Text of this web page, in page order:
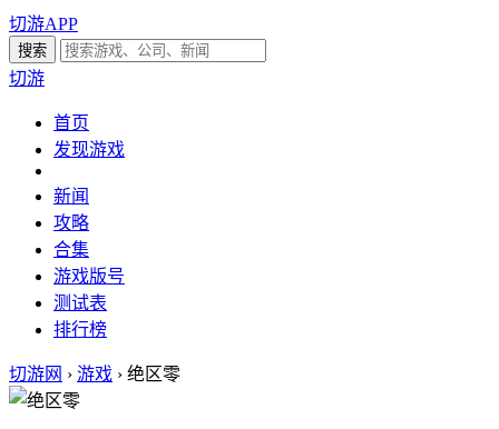
切游APP
切游
首页
发现游戏
新闻
攻略
合集
游戏版号
测试表
排行榜
切游网 › 游戏 › 绝区零